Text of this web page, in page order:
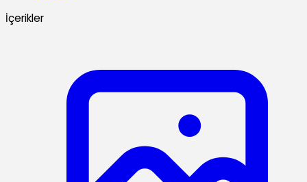
İçerikler